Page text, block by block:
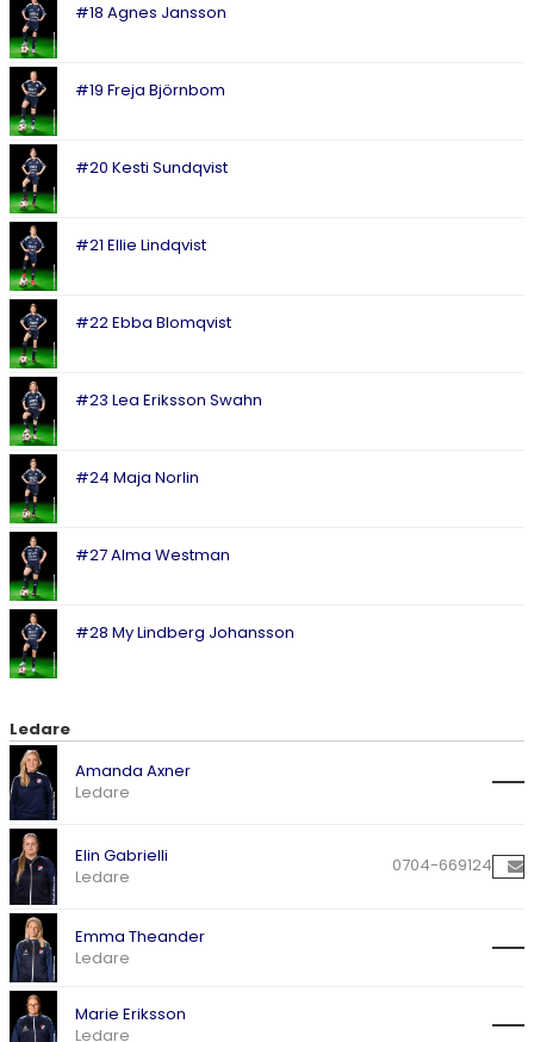
#18 Agnes Jansson
#19 Freja Björnbom
#20 Kesti Sundqvist
#21 Ellie Lindqvist
#22 Ebba Blomqvist
#23 Lea Eriksson Swahn
#24 Maja Norlin
#27 Alma Westman
#28 My Lindberg Johansson
Ledare
Amanda Axner
Ledare
Elin Gabrielli
Ledare
0704-669124
Emma Theander
Ledare
Marie Eriksson
Ledare